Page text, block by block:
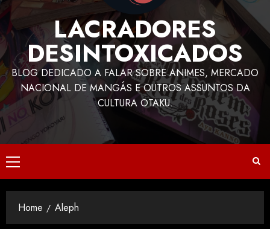
LACRADORES
DESINTOXICADOS
BLOG DEDICADO A FALAR SOBRE ANIMES, MERCADO
NACIONAL DE MANGÁS E OUTROS ASSUNTOS DA
CULTURA OTAKU.
Home Aleph